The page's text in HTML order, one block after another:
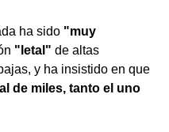
ha sido "muy
"letal" de altas
y ha insistido en que
de miles, tanto el uno